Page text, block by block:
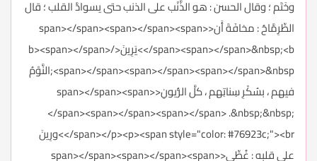
وخَتَم ؛ وقال الحسن : هو الذَّنْب على الذنب حتى يسوادَّ القلب ؛ قال
الطِّرِمَّاحُ : مخافَةَ أَن<span></span><span></span><span>
</span><span></span>&nbsp;<b>يَرِينَ</b><span></span>
<span></span><span></span><span></span>&nbsp;النَّوْمُ
فيهم ، بسُكْرِ سِناتِهم ، كلَّ الرُّيونِ<span></span><span>
</span><span></span><span></span> .&nbsp;&nbsp;
</span></p><p><span style="color: #76923c;"><br>ورِينَ
على قلبه : غُطِّي<span></span><span></span><span>